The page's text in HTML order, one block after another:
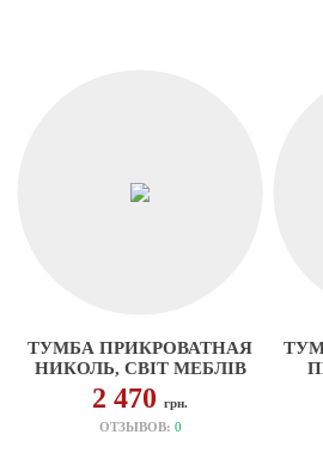
ТУМБА ПРИКРОВАТНАЯ
НИКОЛЬ, СВІТ МЕБЛІВ
2 470грн.
ОТЗЫВОВ: 0